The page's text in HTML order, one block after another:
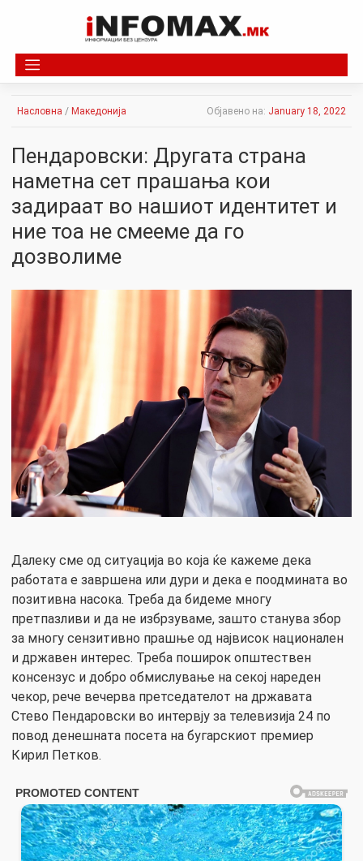
Насловна / Македонија Објавено на: January 18, 2022
Пендаровски: Другата страна
наметна сет прашања кои
задираат во нашиот идeнтитет и
ние тоа не смееме да го
дозволиме
Далеку сме од ситуација во која ќе кажеме дека
работата е завршена или дури и дека е поодмината во
позитивна насока. Треба да бидеме многу
претпазливи и да не избрзуваме, зашто станува збор
за многу сензитивно прашње од највисок национален
и државен интерес. Треба поширок општествен
консензус и добро обмислување на секој нареден
чекор, рече вечерва претседателот на државата
Стево Пендаровски во интервју за телевизија 24 по
повод денешната посета на бугарскиот премиер
Кирил Петков.